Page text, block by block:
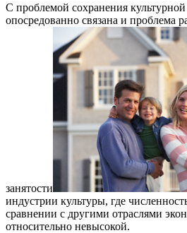
С проблемой сохранения
опосредованно связана и проблема
занятости
индустрии культуры, где
сравнении с другими отраслями
относительно невысокой.